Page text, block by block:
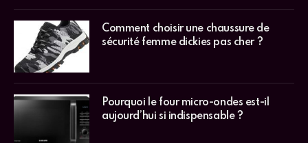
Comment choisir une chaussure de
sécurité femme dickies pas cher ?
Pourquoi le four micro-ondes est-il
aujourd’hui si indispensable ?